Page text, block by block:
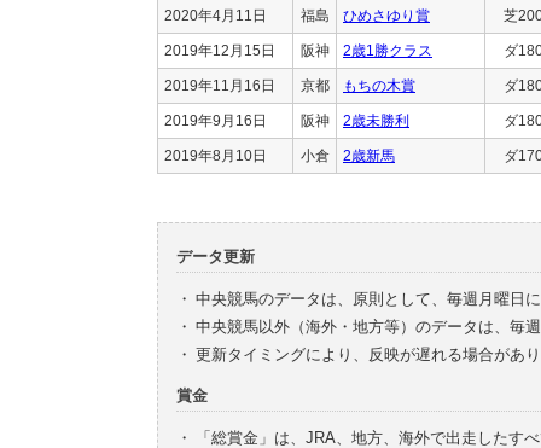
2020年4月11日 福島 ひめさゆり賞 芝
2019年12月15日 阪神 2歳1勝クラス ダ
2019年11月16日 京都 もちの木賞 ダ
2019年9月16日 阪神 2歳未勝利 ダ
2019年8月10日 小倉 2歳新馬 ダ
データ更新
・ 中央競馬のデータは、原則として、毎週月曜日
・ 中央競馬以外（海外・地方等）のデータは、毎
・ 更新タイミングにより、反映が遅れる場合があ
賞金
・
「総賞金」は、JRA、地方、海外で出走したす